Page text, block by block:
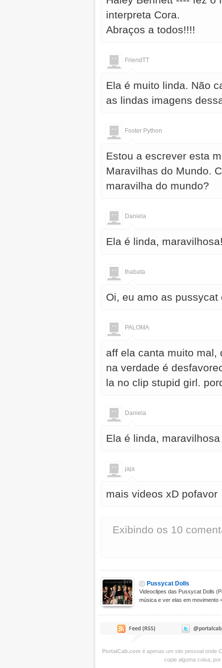
interpreta Cora.
Abraços a todos!!!!
FriendTT
Ela é muito linda. Não
as lindas imagens
Foster Python
Estou a escrever esta
Maravilhas do Mundo.
maravilha do mundo?
Daniela
Ela é linda,
thabata
Oi, eu amo as
PALOMA
aff ela canta muito mal,
na verdade é
la no clip stupid girl.
Daniela
Ela é linda,
jaja
mais videos xD pofavor
Exibindo os 10
Pussycat Dolls
Videoclipes das Pussycat Dolls
música e ver elas em movimento
PortalCab.com é apenas um site pessoal onde
copie alguma coisa,